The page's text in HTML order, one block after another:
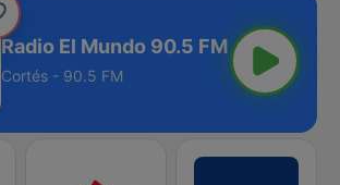
Radio El Mundo 90.5 FM
Cortés - 90.5 FM